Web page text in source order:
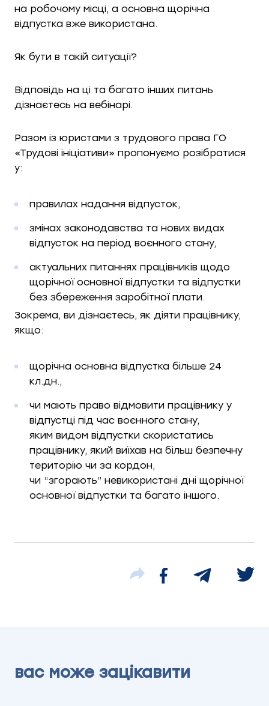
на робочому місці, а основна щорічна
відпустка вже використана.
Як бути в такій ситуації?
Відповідь на ці та багато інших питань
дізнаєтесь на вебінарі.
Разом із юристами з трудового права ГО
«Трудові ініціативи» пропонуємо розібратися
у:
правилах надання відпусток,
змінах законодавства та нових видах
відпусток на період воєнного стану,
актуальних питаннях працівників щодо
щорічної основної відпустки та відпустки
без збереження заробітної плати.
Зокрема, ви дізнаєтесь, як діяти працівнику,
якщо:
щорічна основна відпустка більше 24
кл.дн.,
чи мають право відмовити працівнику у
відпустці під час воєнного стану,
яким видом відпустки скористатись
працівнику, який виїхав на більш безпечну
територію чи за кордон,
чи “згорають” невикористані дні щорічної
основної відпустки та багато іншого.
вас може зацікавити